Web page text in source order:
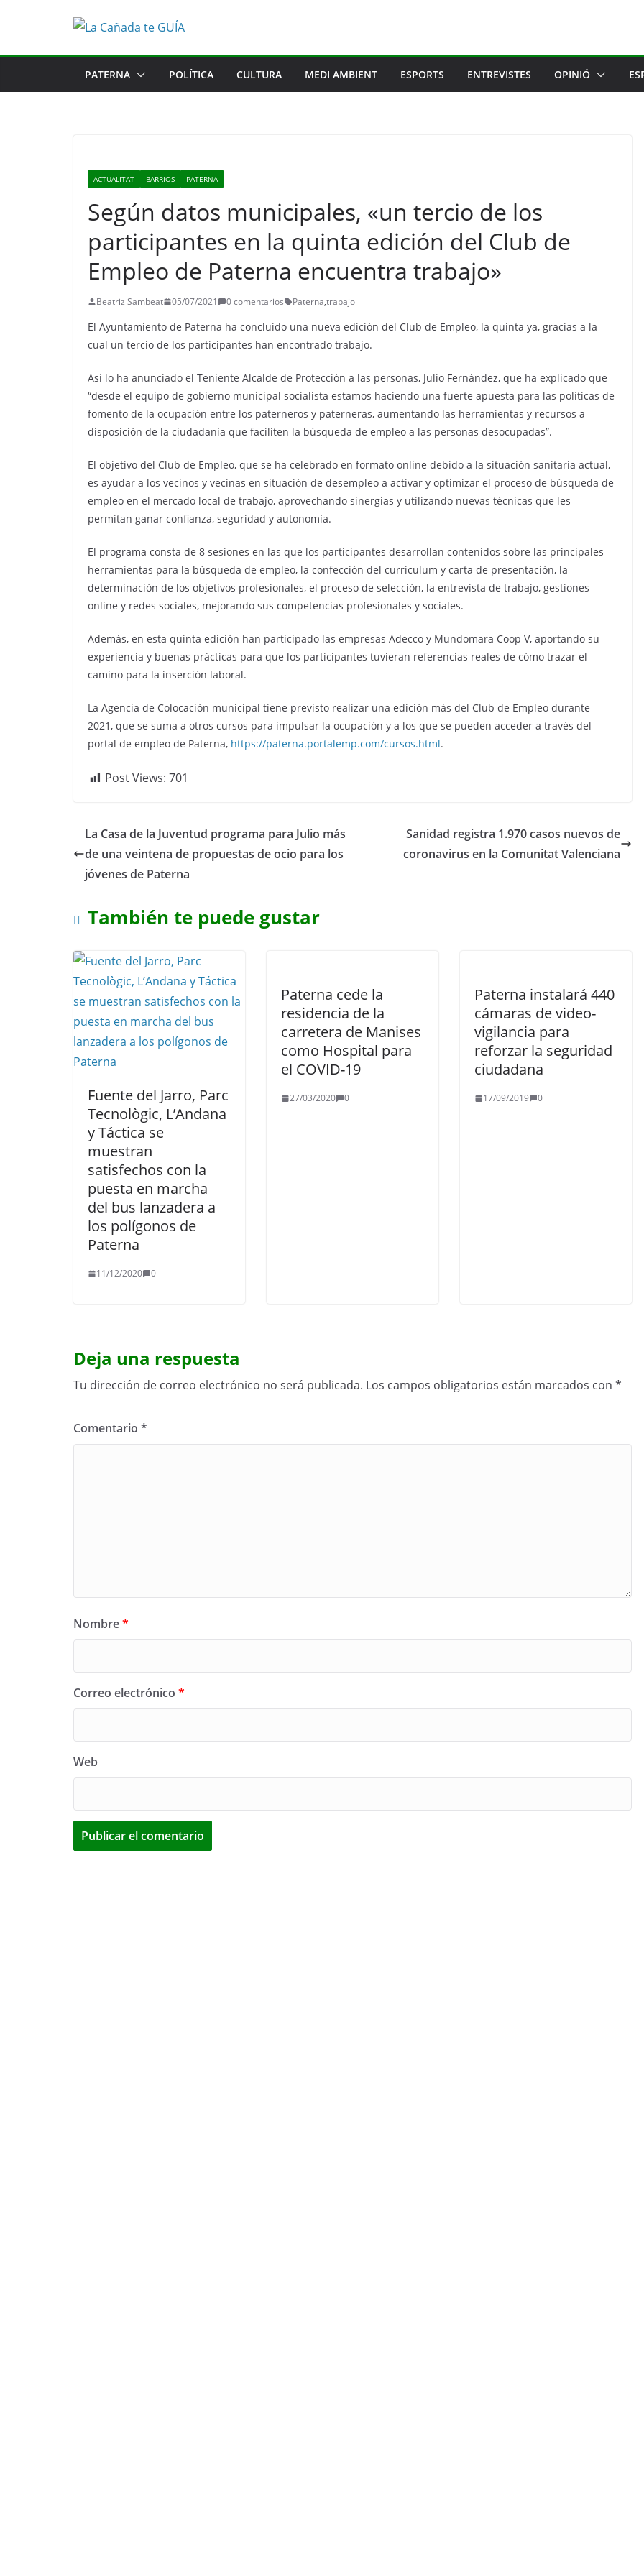
PATERNA POLÍTICA CULTURA MEDI AMBIENT ESPORTS ENTREVISTES OPINIÓ
ACTUALITAT BARRIOS PATERNA
Según datos municipales, «un tercio de los
participantes en la quinta edición del Club de
Empleo de Paterna encuentra trabajo»
Beatriz Sambeat 05/07/2021 0 comentarios Paterna,trabajo
El Ayuntamiento de Paterna ha concluido una nueva edición del Club de Empleo, la quinta ya, gracias a la
cual un tercio de los participantes han encontrado trabajo.
Así lo ha anunciado el Teniente Alcalde de Protección a las personas, Julio Fernández, que ha explicado que
“desde el equipo de gobierno municipal socialista estamos haciendo una fuerte apuesta para las políticas de
fomento de la ocupación entre los paterneros y paterneras, aumentando las herramientas y recursos a
disposición de la ciudadanía que faciliten la búsqueda de empleo a las personas desocupadas”.
El objetivo del Club de Empleo, que se ha celebrado en formato online debido a la situación sanitaria actual,
es ayudar a los vecinos y vecinas en situación de desempleo a activar y optimizar el proceso de búsqueda de
empleo en el mercado local de trabajo, aprovechando sinergias y utilizando nuevas técnicas que les
permitan ganar confianza, seguridad y autonomía.
El programa consta de 8 sesiones en las que los participantes desarrollan contenidos sobre las principales
herramientas para la búsqueda de empleo, la confección del curriculum y carta de presentación, la
determinación de los objetivos profesionales, el proceso de selección, la entrevista de trabajo, gestiones
online y redes sociales, mejorando sus competencias profesionales y sociales.
Además, en esta quinta edición han participado las empresas Adecco y Mundomara Coop V, aportando su
experiencia y buenas prácticas para que los participantes tuvieran referencias reales de cómo trazar el
camino para la inserción laboral.
La Agencia de Colocación municipal tiene previsto realizar una edición más del Club de Empleo durante
2021, que se suma a otros cursos para impulsar la ocupación y a los que se pueden acceder a través del
portal de empleo de Paterna, https://paterna.portalemp.com/cursos.html.
Post Views: 701
La Casa de la Juventud programa para Julio más
de una veintena de propuestas de ocio para los
jóvenes de Paterna
Sanidad registra 1.970 casos nuevos de
coronavirus en la Comunitat Valenciana
También te puede gustar
Fuente del Jarro, Parc
Tecnològic, L’Andana
y Táctica se
muestran
satisfechos con la
puesta en marcha
del bus lanzadera a
los polígonos de
Paterna
11/12/2020 0
Paterna cede la
residencia de la
carretera de Manises
como Hospital para
el COVID-19
27/03/2020 0
Paterna instalará 440
cámaras de video-
vigilancia para
reforzar la seguridad
ciudadana
17/09/2019 0
Deja una respuesta
Tu dirección de correo electrónico no será publicada. Los campos obligatorios están marcados con *
Comentario *
Nombre*
Correo electrónico *
Web